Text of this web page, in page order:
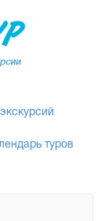
туров